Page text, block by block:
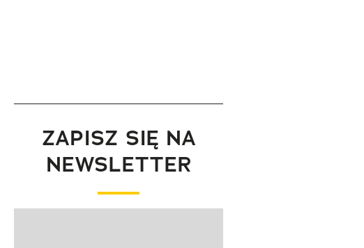
ZAPISZ SIĘ NA
NEWSLETTER